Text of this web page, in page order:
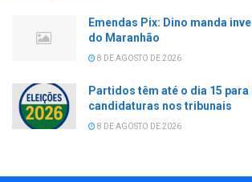
Emendas Pix: Dino manda
do Maranhão
8 DE AGOSTO DE 2026
Partidos têm até o dia 15
candidaturas nos tribunais
8 DE AGOSTO DE 2026